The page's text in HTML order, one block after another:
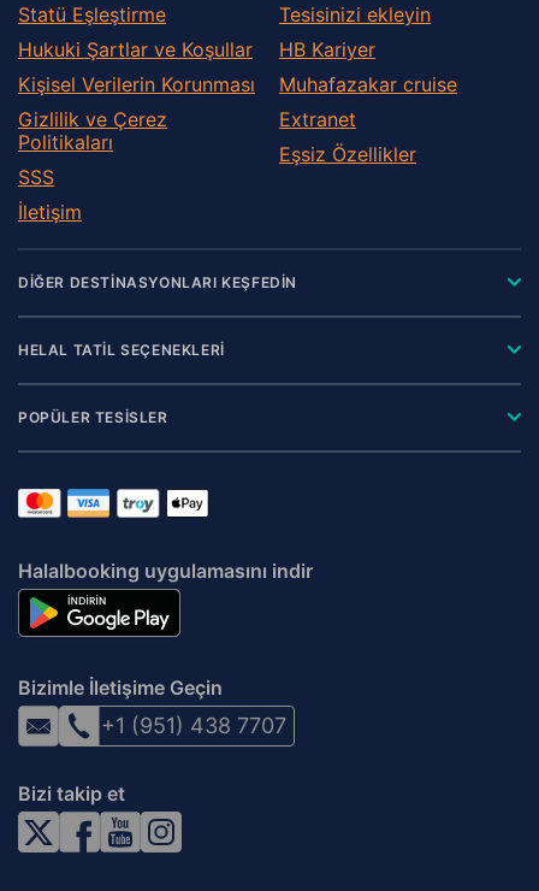
Statü Eşleştirme
Hukuki Şartlar ve Koşullar
Kişisel Verilerin Korunması
Gizlilik ve Çerez
Politikaları
SSS
İletişim
Tesisinizi ekleyin
HB Kariyer
Muhafazakar сruise
Extranet
Eşsiz Özellikler
DİĞER DESTİNASYONLARI KEŞFEDİN
HELAL TATİL SEÇENEKLERİ
POPÜLER TESİSLER
Halalbooking uygulamasını indir
Bizimle İletişime Geçin
+1 (951) 438 7707
Bizi takip et